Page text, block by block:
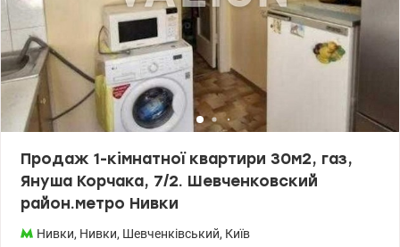
Продаж 1-кімнатної квартири 30м2, газ,
Януша Корчака, 7/2. Шевченковский
район.метро Нивки
Нивки, Нивки, Шевченківський, Київ